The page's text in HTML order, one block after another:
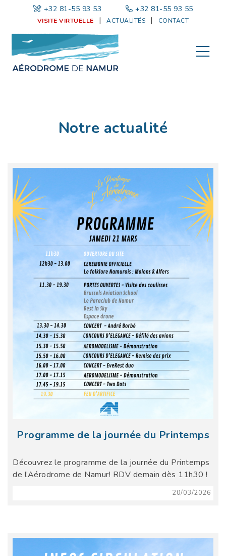
+32 81-55 93 53 +32 81-55 93 55
VISITE VIRTUELLE ACTUALITÉS CONTACT
Notre actualité
Programme de la journée du Printemps
Découvrez le programme de la journée du Printemps
de l’Aérodrome de Namur! RDV demain dès 11h30 !
20/03/2026